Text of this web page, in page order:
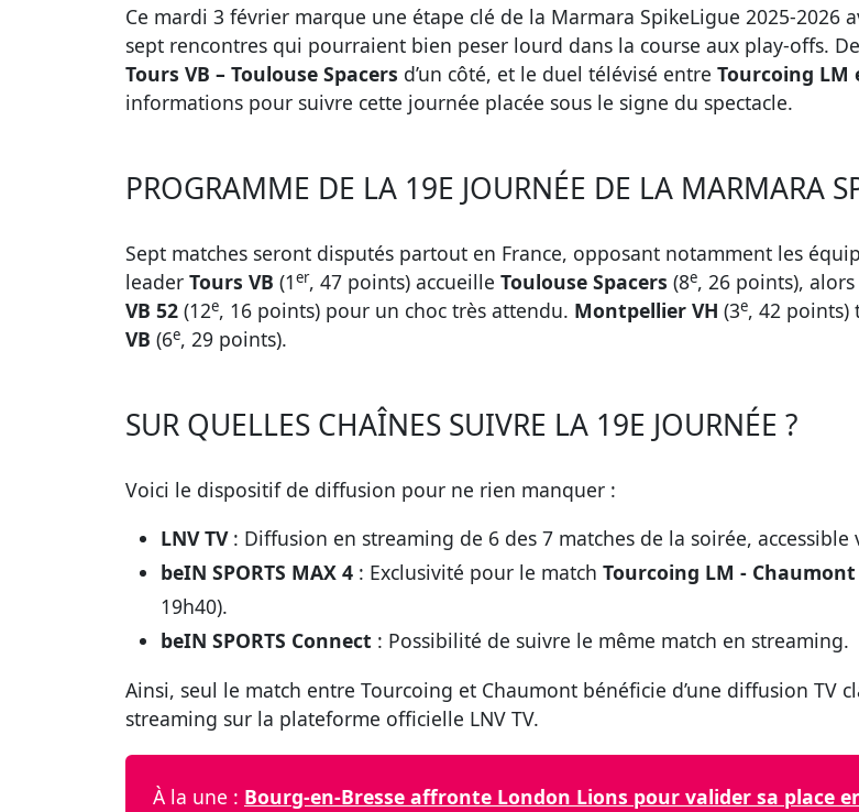
Ce mardi 3 février marque une étape clé de la Marmara SpikeLigue 2025-2026
sept rencontres qui pourraient bien peser lourd dans la course aux play-offs.
Tours VB – Toulouse Spacers d’un côté, et le duel télévisé entre Tourcoing LM
informations pour suivre cette journée placée sous le signe du spectacle.
PROGRAMME DE LA 19E JOURNÉE DE LA MARMARA
Sept matches seront disputés partout en France, opposant notamment les
leader Tours VB (1er, 47 points) accueille Toulouse Spacers (8e, 26 points),
VB 52 (12e, 16 points) pour un choc très attendu. Montpellier VH (3e, 42 points)
VB (6e, 29 points).
SUR QUELLES CHAÎNES SUIVRE LA 19E JOURNÉE ?
Voici le dispositif de diffusion pour ne rien manquer :
LNV TV: Diffusion en streaming de 6 des 7 matches de la soirée,
beIN SPORTS MAX 4 : Exclusivité pour le match Tourcoing LM - Chaumont
19h40).
beIN SPORTS Connect : Possibilité de suivre le même match en streaming.
Ainsi, seul le match entre Tourcoing et Chaumont bénéficie d’une diffusion TV
streaming sur la plateforme officielle LNV TV.
À la une : Bourg-en-Bresse affronte London Lions pour valider sa place